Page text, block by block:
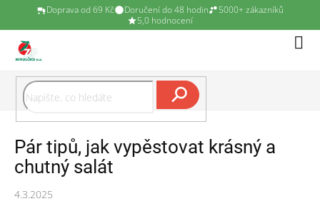
Doprava od 69 Kč Doručení do 48 hodin
5000+ zákazníků
5,0 hodnocení
obsah
Pár tipů, jak vypěstovat krásný a
chutný salát
4.3.2025